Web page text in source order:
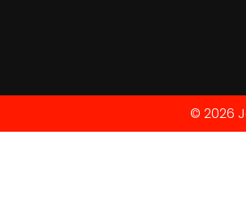
© 2026